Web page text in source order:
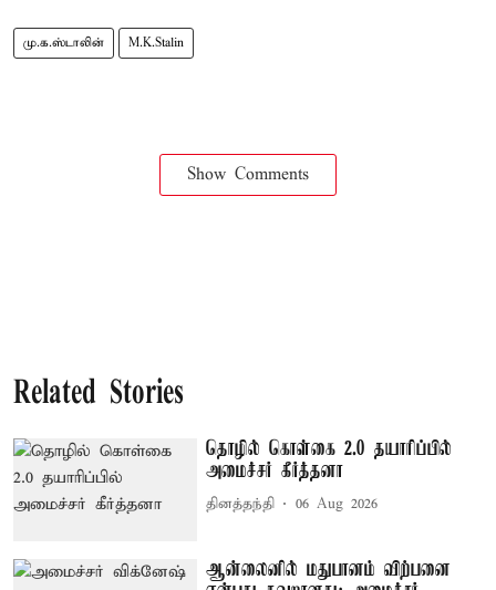
மு.க.ஸ்டாலின் M.K.Stalin
Show Comments
Related Stories
தொழில் கொள்கை 2.0 தயாரிப்பில்
அமைச்சர் கீர்த்தனா
தினத்தந்தி 06 Aug 2026
ஆன்லைனில் மதுபானம் விற்பனை